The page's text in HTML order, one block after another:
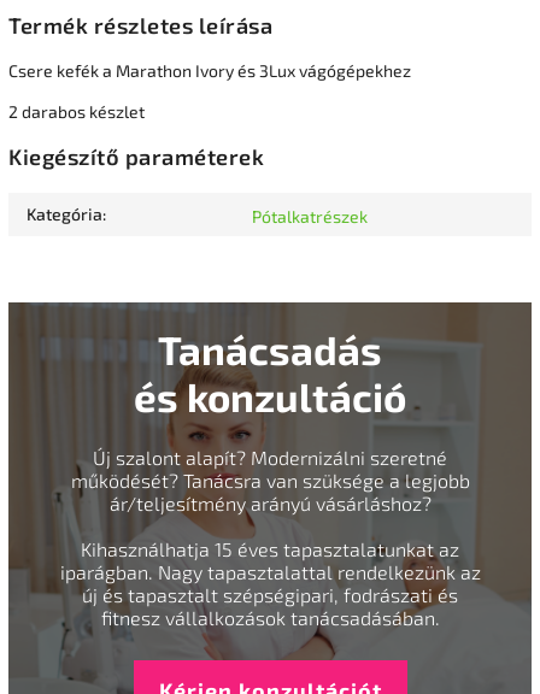
Termék részletes leírása
Csere kefék a Marathon Ivory és 3Lux vágógépekhez
2 darabos készlet
Kiegészítő paraméterek
Kategória: Pótalkatrészek
Tanácsadás
és konzultáció
Új szalont alapít? Modernizálni szeretné
működését? Tanácsra van szüksége a legjobb
ár/teljesítmény arányú vásárláshoz?
Kihasználhatja 15 éves tapasztalatunkat az
iparágban. Nagy tapasztalattal rendelkezünk az
új és tapasztalt szépségipari, fodrászati és
fitnesz vállalkozások tanácsadásában.